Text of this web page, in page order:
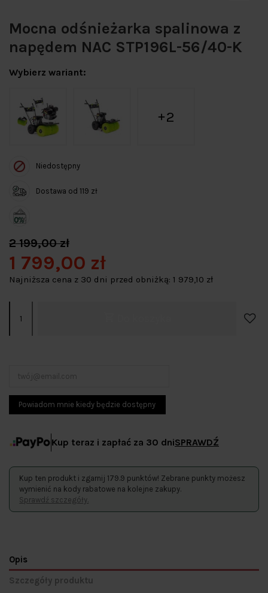
Mocna odśnieżarka spalinowa z
napędem NAC STP196L-56/40-K
Wybierz wariant:
2
Niedostępny
Dostawa od 119 zł
2 199,00 zł
1 799,00 zł
Najniższa cena z 30 dni przed obniżką: 1 979,10 zł
Kup teraz i zapłać za 30 dniSPRAWDŹ
Kup ten produkt i zgarnij 179.9 punktów! Zebrane punkty możesz
wymienić na kody rabatowe na kolejne zakupy.
Sprawdź szczegóły.
Opis
Szczegóły produktu